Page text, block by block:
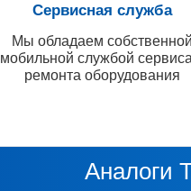
Сервисная служба
Мы обладаем собственной
мобильной службой
ремонта оборудования
Аналоги